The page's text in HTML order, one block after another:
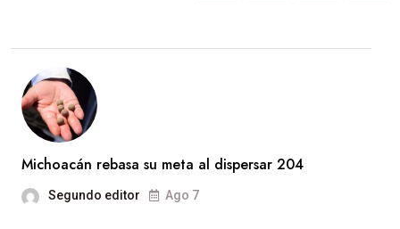
Michoacán rebasa su meta al dispersar 204
Segundo editor Ago 7